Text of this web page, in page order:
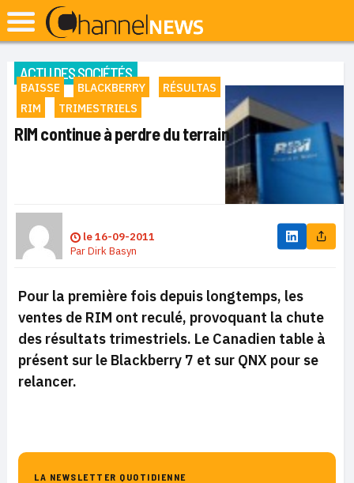
ACTU DES SOCIÉTÉS
BAISSE BLACKBERRY
RÉSULTAS
RIM
TRIMESTRIELS
RIM continue à perdre du terrain
le16-09-2011
ParDirk Basyn
Pour la première fois depuis longtemps, les
ventes de RIM ont reculé, provoquant la chute
des résultats trimestriels. Le Canadien table à
présent sur le Blackberry 7 et sur QNX pour se
relancer.
LA NEWSLETTER QUOTIDIENNE